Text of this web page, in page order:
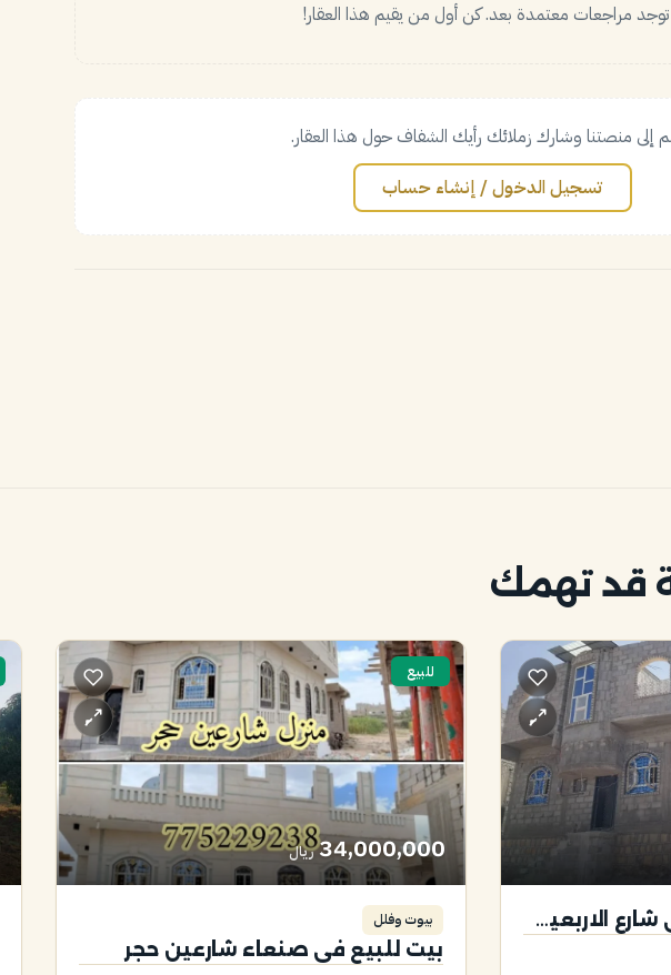
توجد مراجعات معتمدة بعد. كن أول من يقيم هذا العقار!
إلى منصتنا وشارك زملائك رأيك الشفاف حول هذا العقار.
تسجيل الدخول / إنشاء حساب
قد تهمك
بيت مستقل مسلح في شارع الاربعين للبيع
للبيع
34,000,000 ريال
بيوت وفلل
بيت للبيع في صنعاء شارعين حجر